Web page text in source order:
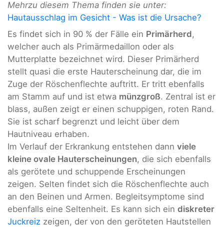
Mehrzu diesem Thema finden sie unter:
Hautausschlag im Gesicht - Was ist die Ursache?
Es findet sich in 90 % der Fälle ein Primärherd,
welcher auch als Primärmedaillon oder als
Mutterplatte bezeichnet wird. Dieser Primärherd
stellt quasi die erste Hauterscheinung dar, die im
Zuge der Röschenflechte auftritt. Er tritt ebenfalls
am Stamm auf und ist etwa münzgroß. Zentral ist er
blass, außen zeigt er einen schuppigen, roten Rand.
Sie ist scharf begrenzt und leicht über dem
Hautniveau erhaben.
Im Verlauf der Erkrankung entstehen dann viele
kleine ovale Hauterscheinungen, die sich ebenfalls
als gerötete und schuppende Erscheinungen
zeigen. Selten findet sich die Röschenflechte auch
an den Beinen und Armen. Begleitsymptome sind
ebenfalls eine Seltenheit. Es kann sich ein diskreter
Juckreiz zeigen, der von den geröteten Hautstellen